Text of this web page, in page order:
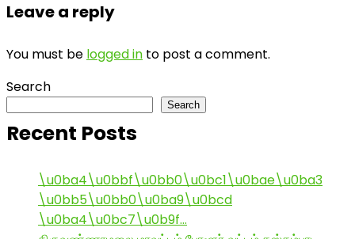
Leave a reply
You must be logged in to post a comment.
Search
Search
Recent Posts
\u0ba4\u0bbf\u0bb0\u0bc1\u0bae\u0ba3
\u0bb5\u0bb0\u0ba9\u0bcd
\u0ba4\u0bc7\u0b9f…